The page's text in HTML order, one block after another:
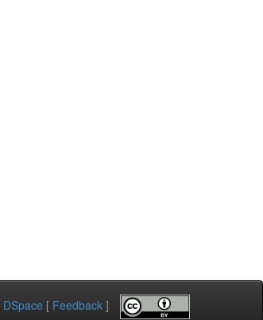
DSpace [ Feedback ]